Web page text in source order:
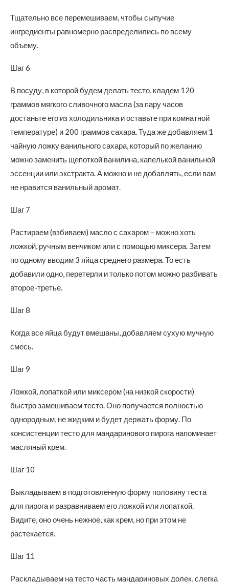
Тщательно все перемешиваем, чтобы сыпучие
ингредиенты равномерно распределились по всему
объему.
Шаг 6
В посуду, в которой будем делать тесто, кладем 120
граммов мягкого сливочного масла (за пару часов
достаньте его из холодильника и оставьте при комнатной
температуре) и 200 граммов сахара. Туда же добавляем 1
чайную ложку ванильного сахара, который по желанию
можно заменить щепоткой ванилина, капелькой ванильной
эссенции или экстракта. А можно и не добавлять, если вам
не нравится ванильный аромат.
Шаг 7
Растираем (взбиваем) масло с сахаром – можно хоть
ложкой, ручным венчиком или с помощью миксера. Затем
по одному вводим 3 яйца среднего размера. То есть
добавили одно, перетерли и только потом можно разбивать
второе-третье.
Шаг 8
Когда все яйца будут вмешаны, добавляем сухую мучную
смесь.
Шаг 9
Ложкой, лопаткой или миксером (на низкой скорости)
быстро замешиваем тесто. Оно получается полностью
однородным, не жидким и будет держать форму. По
консистенции тесто для мандаринового пирога напоминает
масляный крем.
Шаг 10
Выкладываем в подготовленную форму половину теста
для пирога и разравниваем его ложкой или лопаткой.
Видите, оно очень нежное, как крем, но при этом не
растекается.
Шаг 11
Раскладываем на тесто часть мандариновых долек, слегка